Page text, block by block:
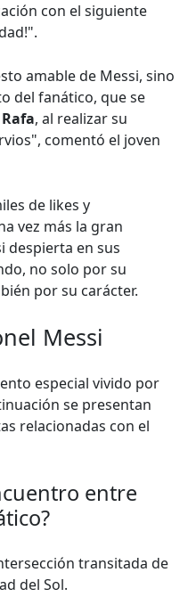
con el siguiente
amable de Messi, sino
del fanático, que se
Rafa, al realizar su
comentó el joven
de likes y
vez más la gran
despierta en sus
no solo por su
por su carácter.
Messi
especial vivido por
se presentan
relacionadas con el
entre
transitada de
del Sol.